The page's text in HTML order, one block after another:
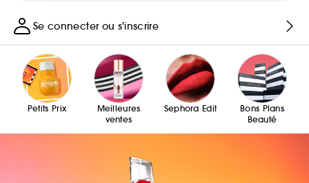
Se connecter ou s'inscrire
Petits Prix
Meilleures
ventes
Sephora Edit
Bons Plans
Beauté